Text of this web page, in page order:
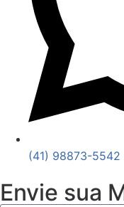
(41) 98873-5542
Envie sua